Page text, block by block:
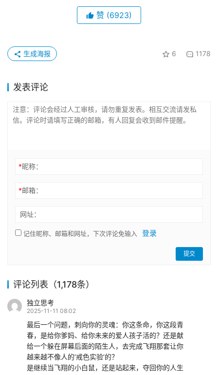
赞 (6923)
6 1178
生成海报
发表评论
*昵称：
*邮箱：
网址：
记住昵称、邮箱和网址，下次评论免输入 登录
提交
评论列表（1,178条）
独立思考
2025-11-11 08:02
最后一个问题，刺向你的灵魂：你这条命，你这段青
春，是给你爹妈、给你未来的爱人孩子活的？还是献
给一个躲在屏幕后面的陌生人，去完成飞翔那套让你
越来越不像人的‘戒色实验’的？
是继续当飞翔的小白鼠，还是站起来，夺回你的人生